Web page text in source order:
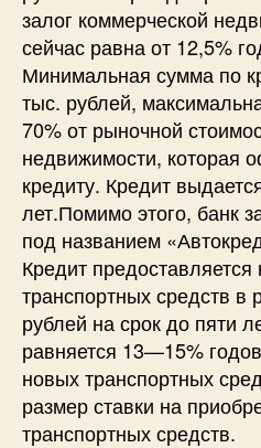
залог коммерческой
сейчас равна от 12,5%
Минимальная сумма по
тыс. рублей,
70% от рыночной
недвижимости, которая
кредиту. Кредит
лет.Помимо этого, банк
под названием
Кредит предоставляется
транспортных средств в
рублей на срок до пяти
равняется 13—15%
новых транспортных
размер ставки на
транспортных средств.